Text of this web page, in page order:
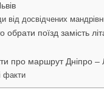
від досвідчених
обрати поїзд замість
про маршрут Дніпро –
факти